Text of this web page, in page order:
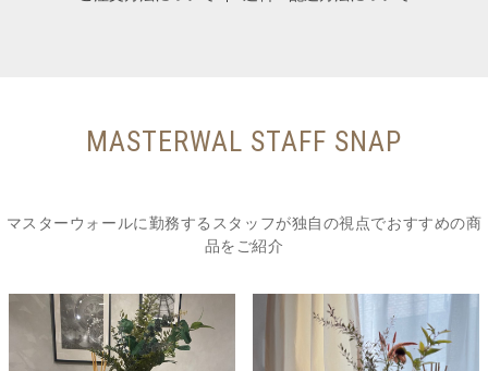
MASTERWAL STAFF SNAP
マスターウォールに勤務するスタッフが独自の視点でおすすめの商
品をご紹介